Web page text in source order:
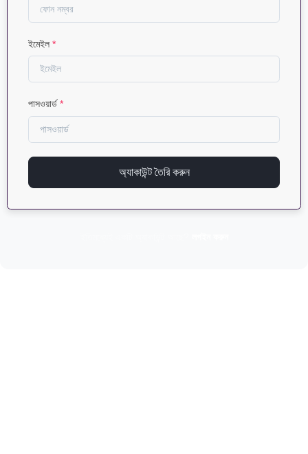
ইমেইল *
পাসওয়ার্ড*
অ্যাকাউন্ট তৈরি করুন